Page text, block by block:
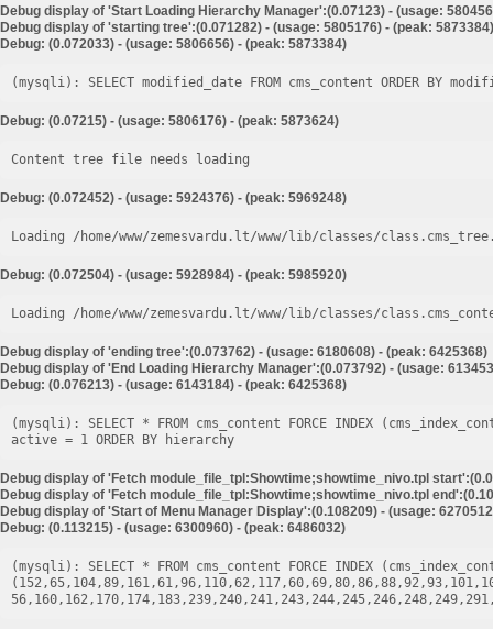
Debug display of 'Start Loading Hierarchy Manager':(0.07123) - (usage:
Debug display of 'starting tree':(0.071282) - (usage: 5805176) - (peak: 5873384)
Debug: (0.072033) - (usage: 5806656) - (peak: 5873384)
Debug: (0.07215) - (usage: 5806176) - (peak: 5873624)
Content tree file needs loading
Debug: (0.072452) - (usage: 5924376) - (peak: 5969248)
Loading /home/www/zemesvardu.lt/www/lib/classes/
Debug: (0.072504) - (usage: 5928984) - (peak: 5985920)
Loading /home/www/zemesvardu.lt/www/lib/classes/
Debug display of 'ending tree':(0.073762) - (usage: 6180608) - (peak: 6425368)
Debug display of 'End Loading Hierarchy Manager':(0.073792) - (usage:
Debug: (0.076213) - (usage: 6143184) - (peak: 6425368)
(mysqli): SELECT * FROM cms_content FORCE INDEX
Debug display of 'Fetch module_file_tpl:Showtime;showtime_nivo.tpl
Debug display of 'Fetch module_file_tpl:Showtime;showtime_nivo.tpl
Debug display of 'Start of Menu Manager Display':(0.108209) - (usage:
Debug: (0.113215) - (usage: 6300960) - (peak: 6486032)
(mysqli): SELECT * FROM cms_content FORCE INDEX